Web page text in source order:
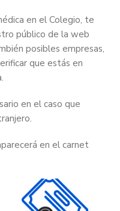
en el Colegio, te
público de la web
posibles empresas,
que estás en
en el caso que
en el carnet